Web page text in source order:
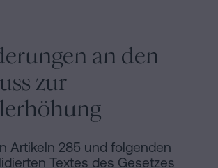
an den
zur
Artikeln 285 und folgenden
Textes des Gesetzes